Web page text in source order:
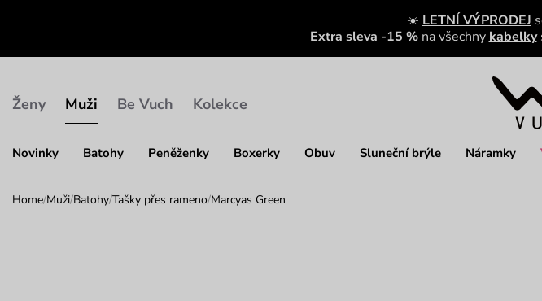
☀️ LETNÍ VÝPRODEJ
Extra sleva -15 % na všechny kabelky
Ženy Muži
Novinky Batohy Peněženky Boxerky Obuv Sluneční brýle Náramky
Be Vuch Kolekce
Home/Muži/Batohy/Tašky přes rameno/Marcyas Green